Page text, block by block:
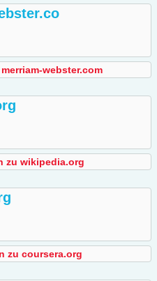
webster.com
zu wikipedia.org
zu coursera.org